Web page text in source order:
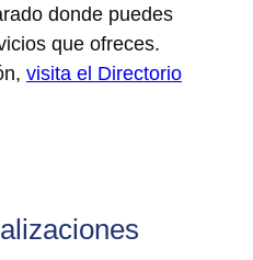
donde puedes
que ofreces.
visita el Directorio